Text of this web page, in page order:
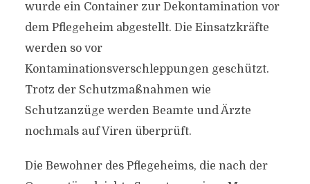
wurde ein Container zur Dekontamination vor
dem Pflegeheim abgestellt. Die Einsatzkräfte
werden so vor
Kontaminationsverschleppungen geschützt.
Trotz der Schutzmaßnahmen wie
Schutzanzüge werden Beamte und Ärzte
nochmals auf Viren überprüft.
Die Bewohner des Pflegeheims, die nach der